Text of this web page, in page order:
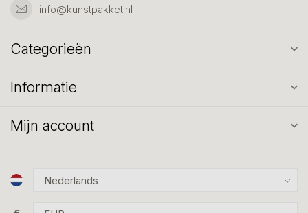
info@kunstpakket.nl
Categorieën
Informatie
Mijn account